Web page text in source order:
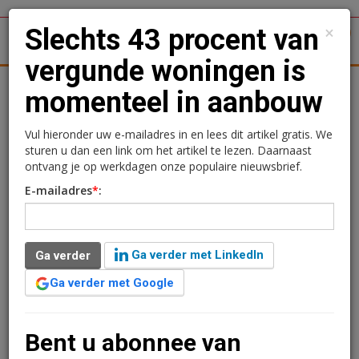
Woningmarkt Kantoren Retail
Slechts 43 procent van
vergunde woningen is
momenteel in aanbouw
Redactie
25 maart 2025 om 12:17
één jaar geleden aangepast
3 minuten leestijd
In het vierde kwartaal van 2024 bereikte de pijplijn van
85.633 woningen in aanbouw, een percentage van 43
×
Slechts 43 procent van
vergunde woningen is
momenteel in aanbouw
Vul hieronder uw e-mailadres in en lees dit artikel gratis. We
sturen u dan een link om het artikel te lezen. Daarnaast
ontvang je op werkdagen onze populaire nieuwsbrief.
E-mailadres*:
Ga verder
Ga verder met LinkedIn
Ga verder met Google
Bent u abonnee van